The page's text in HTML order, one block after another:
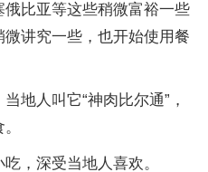
比亚等这些稍微富裕一些
讲究一些，也开始使用餐
地人叫它“神肉比尔通”，
，深受当地人喜欢。